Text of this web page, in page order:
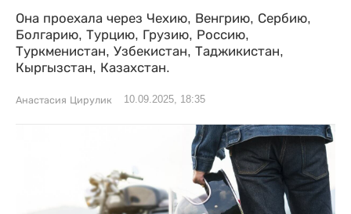
Она проехала через Чехию, Венгрию, Сербию,
Болгарию, Турцию, Грузию, Россию,
Туркменистан, Узбекистан, Таджикистан,
Кыргызстан, Казахстан.
Анастасия Цирулик 10.09.2025, 18:35